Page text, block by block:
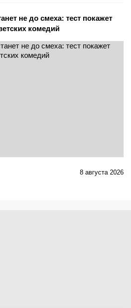
не до смеха: тест покажет
комедий
8 августа 2026